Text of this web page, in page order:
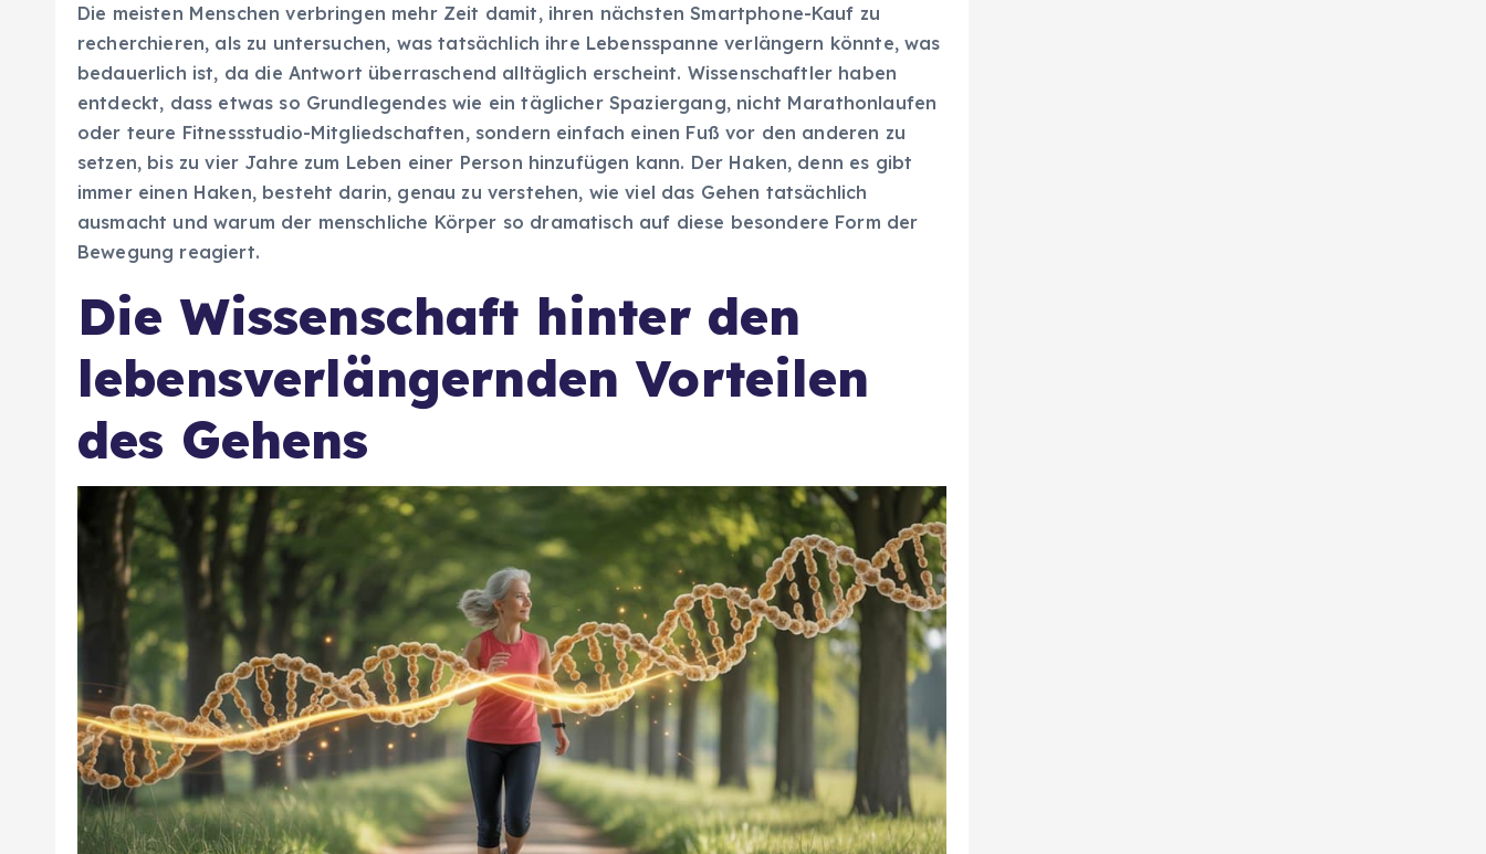
Die meisten Menschen verbringen mehr Zeit damit, ihren nächsten Smartphone-Kauf zu
recherchieren, als zu untersuchen, was tatsächlich ihre Lebensspanne verlängern könnte, was
bedauerlich ist, da die Antwort überraschend alltäglich erscheint. Wissenschaftler haben
entdeckt, dass etwas so Grundlegendes wie ein täglicher Spaziergang, nicht Marathonlaufen
oder teure Fitnessstudio-Mitgliedschaften, sondern einfach einen Fuß vor den anderen zu
setzen, bis zu vier Jahre zum Leben einer Person hinzufügen kann. Der Haken, denn es gibt
immer einen Haken, besteht darin, genau zu verstehen, wie viel das Gehen tatsächlich
ausmacht und warum der menschliche Körper so dramatisch auf diese besondere Form der
Bewegung reagiert.
Die Wissenschaft hinter den
lebensverlängernden Vorteilen
des Gehens